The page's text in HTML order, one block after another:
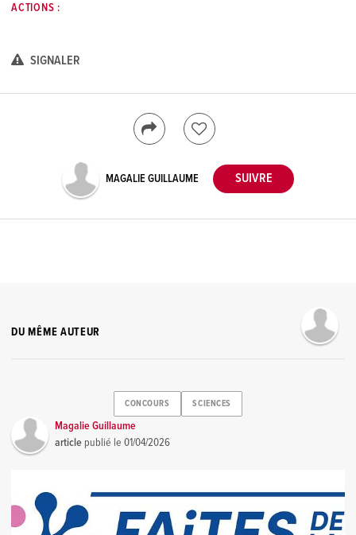
ACTIONS :
SIGNALER
MAGALIE GUILLAUME
DU MÊME AUTEUR
CONCOURS SCIENCES
Magalie Guillaume
article publié le01/04/2026